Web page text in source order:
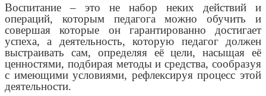
Воспитание – это не набор неких действий и
операций, которым педагога можно обучить и
совершая которые он гарантированно достигает
успеха, а деятельность, которую педагог должен
выстраивать сам, определяя её цели, насыщая её
ценностями, подбирая методы и средства, сообразуя
с имеющими условиями, рефлексируя процесс этой
деятельности.